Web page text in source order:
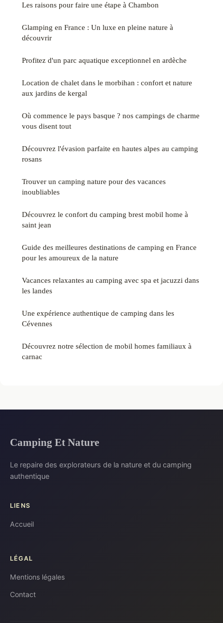
Les raisons pour faire une étape à Chambon
Glamping en France : Un luxe en pleine nature à
découvrir
Profitez d'un parc aquatique exceptionnel en ardèche
Location de chalet dans le morbihan : confort et nature
aux jardins de kergal
Où commence le pays basque ? nos campings de charme
vous disent tout
Découvrez l'évasion parfaite en hautes alpes au camping
rosans
Trouver un camping nature pour des vacances
inoubliables
Découvrez le confort du camping brest mobil home à
saint jean
Guide des meilleures destinations de camping en France
pour les amoureux de la nature
Vacances relaxantes au camping avec spa et jacuzzi dans
les landes
Une expérience authentique de camping dans les
Cévennes
Découvrez notre sélection de mobil homes familiaux à
carnac
Camping Et Nature
Le repaire des explorateurs de la nature et du camping
authentique
LIENS
Accueil
LÉGAL
Mentions légales
Contact